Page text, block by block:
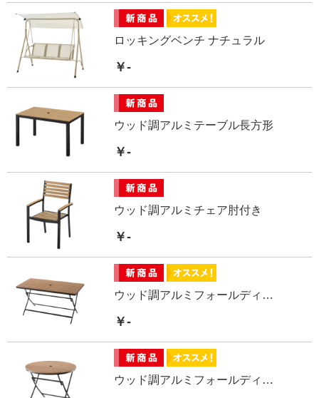
ロッキングベンチ ナチュラル
￥-
ウッド調アルミテーブル長方形
￥-
ウッド調アルミチェア肘付き
￥-
ウッド調アルミフォールディングテーブル 長方形
￥-
ウッド調アルミフォールディングテーブル 丸型